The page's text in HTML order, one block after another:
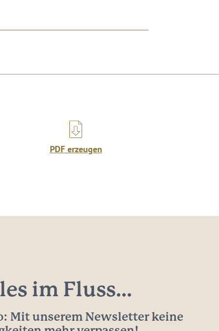
PDF erzeugen
im Fluss...
Mit unserem Newsletter keine